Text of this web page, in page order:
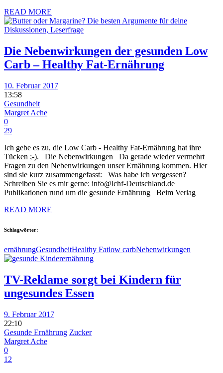
READ MORE
Die Nebenwirkungen der gesunden Low
Carb – Healthy Fat-Ernährung
10. Februar 2017
13:58
Gesundheit
Margret Ache
0
29
Ich gebe es zu, die Low Carb - Healthy Fat-Ernährung hat ihre
Tücken ;-). Die Nebenwirkungen Da gerade wieder vermehrt
Fragen zu den Nebenwirkungen unser Ernährung kommen. Hier
sind sie kurz zusammengefasst: Was habe ich vergessen?
Schreiben Sie es mir gerne: info@lchf-Deutschland.de
Publikationen rund um die gesunde Ernährung Beim Verlag
READ MORE
Schlagwörter:
ernährungGesundheitHealthy Fatlow carbNebenwirkungen
TV-Reklame sorgt bei Kindern für
ungesundes Essen
9. Februar 2017
22:10
Gesunde Ernährung Zucker
Margret Ache
0
12